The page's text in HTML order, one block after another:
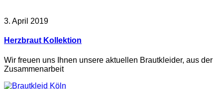
3. April 2019
Herzbraut Kollektion
Wir freuen uns Ihnen unsere aktuellen Brautkleider, aus der
Zusammenarbeit